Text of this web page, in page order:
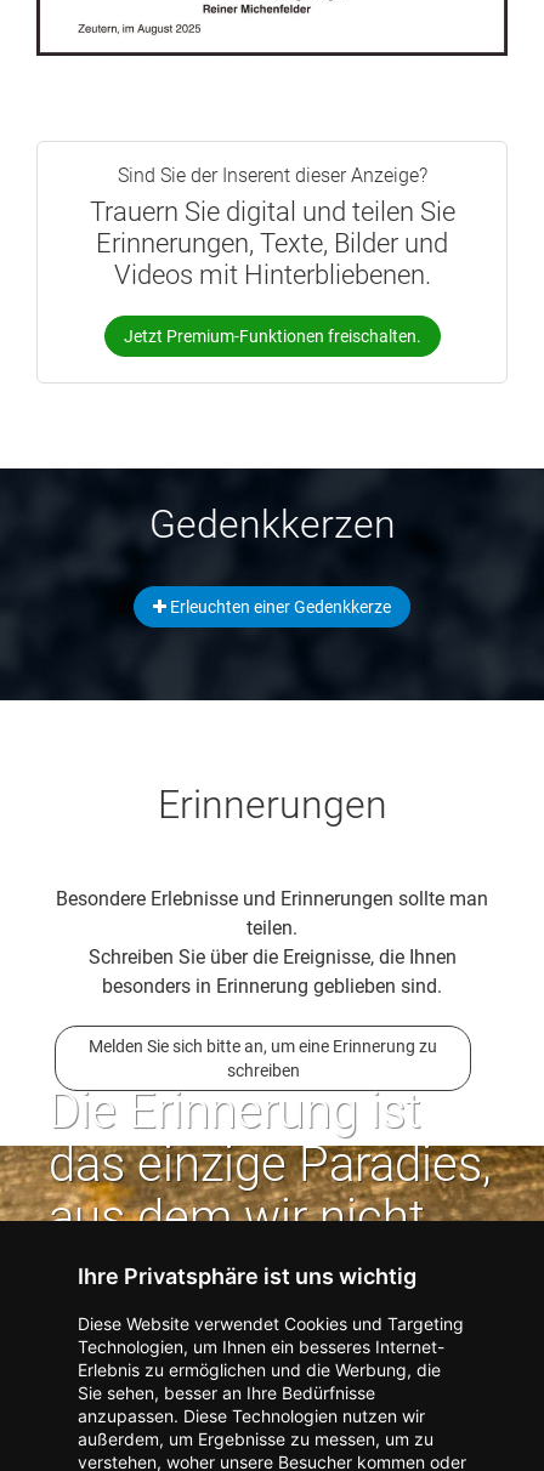
Ihre Privatsphäre ist uns wichtig
Diese Website verwendet Cookies und Targeting
Technologien, um Ihnen ein besseres Internet-
Erlebnis zu ermöglichen und die Werbung, die
Sie sehen, besser an Ihre Bedürfnisse
anzupassen. Diese Technologien nutzen wir
außerdem, um Ergebnisse zu messen, um zu
verstehen, woher unsere Besucher kommen oder
Sind Sie der Inserent dieser Anzeige?
Trauern Sie digital und teilen Sie
Erinnerungen, Texte, Bilder und
Videos mit Hinterbliebenen.
Jetzt Premium-Funktionen freischalten.
Gedenkkerzen
Erleuchten einer Gedenkkerze
Erinnerungen
Besondere Erlebnisse und Erinnerungen sollte man
teilen.
Schreiben Sie über die Ereignisse, die Ihnen
besonders in Erinnerung geblieben sind.
Melden Sie sich bitte an, um eine Erinnerung zu
schreiben
Die Erinnerung ist
das einzige Paradies,
aus dem wir nicht
vertrieben werden
können. | Jean Paul
Kontakt zum Verlag aufnehmen Missbrauch melden
Impressum Datenschutz
Barrierefreiheit
Barriere melden
Accessibility-Modus aktivieren